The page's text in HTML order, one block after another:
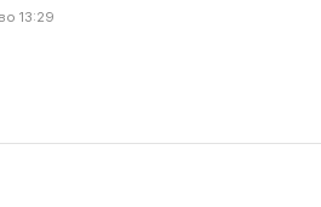
13:29